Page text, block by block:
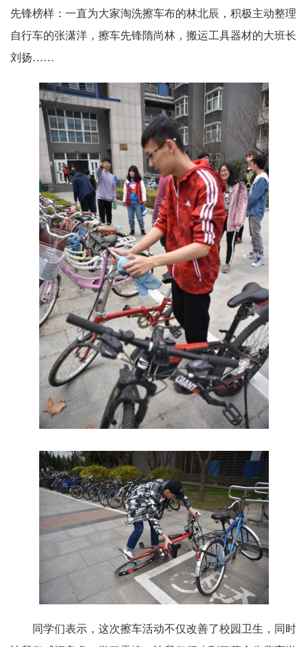
先锋榜样：一直为大家淘洗擦车布的林北辰，积极主动整理
自行车的张潇洋，擦车先锋隋尚林，搬运工具器材的大班长
刘扬……
同学们表示，这次擦车活动不仅改善了校园卫生，同时